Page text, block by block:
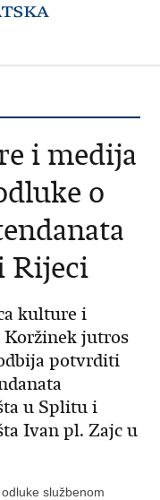
i medija
o
Rijeci
kulture i
jutros
potvrditi
u Splitu i
Ivan pl. Zajc u
službenom